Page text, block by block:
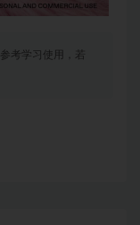
考学习使用，若